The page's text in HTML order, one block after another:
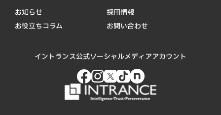
お知らせ
お役立ちコラム
採用情報
お問い合わせ
イントランス公式ソーシャルメディアアカウント